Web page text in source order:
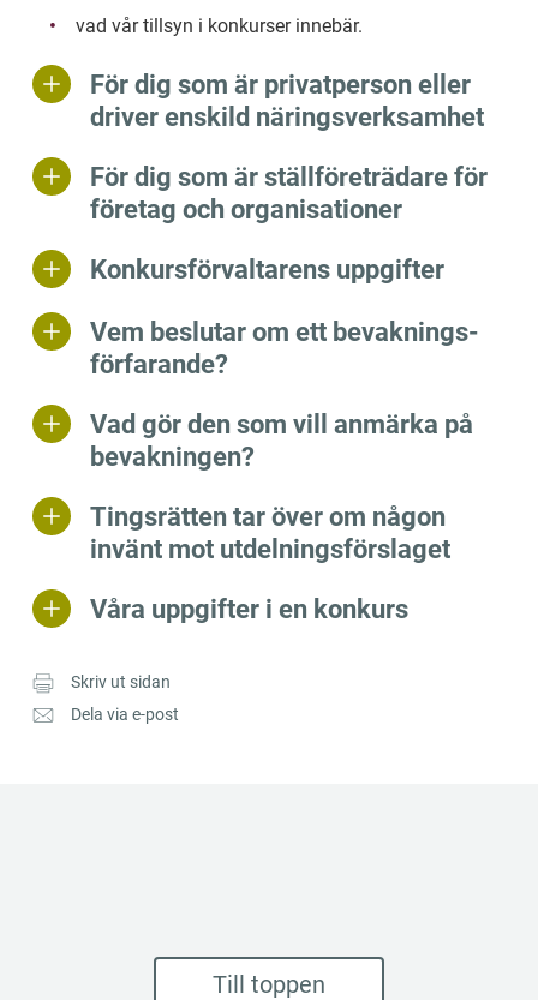
vad vår tillsyn i konkurser innebär.
För dig som är privatperson eller
driver enskild näringsverksamhet
För dig som är ställföreträdare för
företag och organisationer
Konkursförvaltarens uppgifter
Vem beslutar om ett be­vak­nings­
för­fa­ran­de?
Vad gör den som vill anmärka på
bevakningen?
Tingsrätten tar över om någon
invänt mot utdelningsförslaget
Våra uppgifter i en konkurs
Skriv ut sidan
Dela via e-post
Till toppen